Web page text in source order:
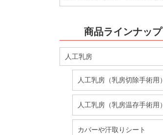
商品ラインナップ
人工乳房
人工乳房（乳房切除手術用）
人工乳房（乳房温存手術用）
カバーや汗取りシート